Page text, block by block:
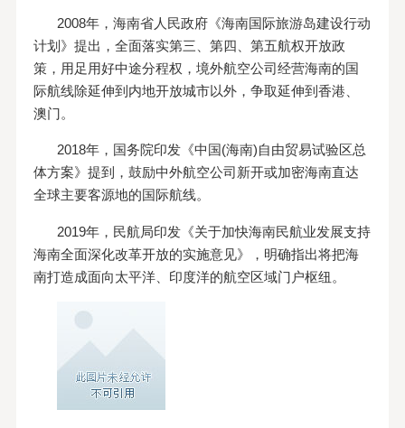
2008年，海南省人民政府《海南国际旅游岛建设行动
计划》提出，全面落实第三、第四、第五航权开放政
策，用足用好中途分程权，境外航空公司经营海南的国
际航线除延伸到内地开放城市以外，争取延伸到香港、
澳门。
2018年，国务院印发《中国(海南)自由贸易试验区总
体方案》提到，鼓励中外航空公司新开或加密海南直达
全球主要客源地的国际航线。
2019年，民航局印发《关于加快海南民航业发展支持
海南全面深化改革开放的实施意见》，明确指出将把海
南打造成面向太平洋、印度洋的航空区域门户枢纽。